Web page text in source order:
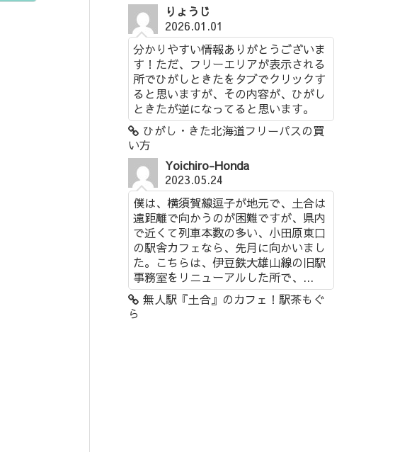
りょうじ
2026.01.01
分かりやすい情報ありがとうございま
す！ただ、フリーエリアが表示される
所でひがしときたをタブでクリックす
ると思いますが、その内容が、ひがし
ときたが逆になってると思います。
ひがし・きた北海道フリーパスの買
い方
Yoichiro-Honda
2023.05.24
僕は、横須賀線逗子が地元で、土合は
遠距離で向かうのが困難ですが、県内
で近くて列車本数の多い、小田原東口
の駅舎カフェなら、先月に向かいまし
た。こちらは、伊豆鉄大雄山線の旧駅
事務室をリニューアルした所で、...
無人駅『土合』のカフェ！駅茶もぐ
ら